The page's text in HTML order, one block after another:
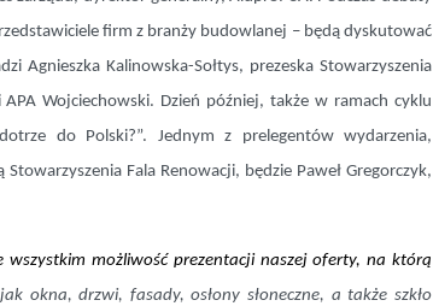
firm z branży budowlanej – będą dyskutować
Kalinowska-Sołtys, prezeska Stowarzyszenia
Wojciechowski. Dzień później,także w ramach cyklu
do Polski?”. Jednym z prelegentów wydarzenia,
Fala Renowacji, będzie Paweł Gregorczyk,
wszystkim możliwość prezentacji naszej oferty, na którą
okna, drzwi, fasady, osłony słoneczne, a także szkło